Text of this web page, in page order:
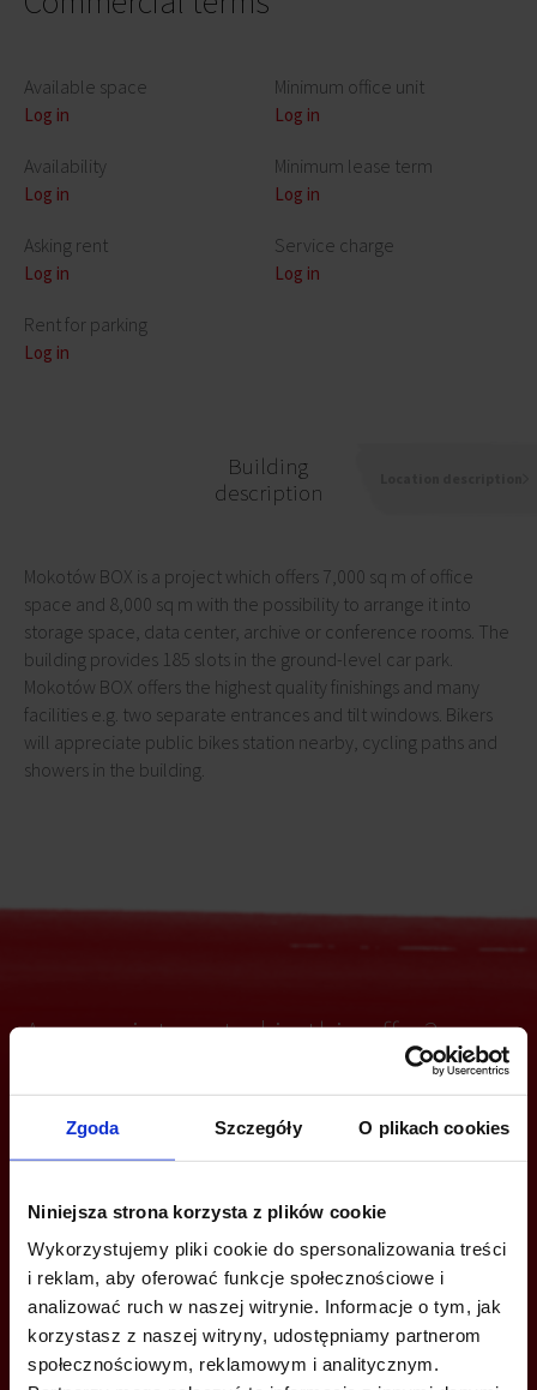
Zgoda Szczegóły O plikach cookies
Niniejsza strona korzysta z plików cookie
Wykorzystujemy pliki cookie do spersonalizowania treści
i reklam, aby oferować funkcje społecznościowe i
analizować ruch w naszej witrynie. Informacje o tym, jak
korzystasz z naszej witryny, udostępniamy partnerom
społecznościowym, reklamowym i analitycznym.
Available space
Log in
Availability
Log in
Asking rent
Log in
Rent for parking
Log in
Minimum office unit
Log in
Minimum lease term
Log in
Service charge
Log in
Building
description
Mokotów BOX is a project which offers 7,000 sq m of office
space and 8,000 sq m with the possibility to arrange it into
storage space, data center, archive or conference rooms. The
building provides 185 slots in the ground-level car park.
Mokotów BOX offers the highest quality finishings and many
facilities e.g. two separate entrances and tilt windows. Bikers
will appreciate public bikes station nearby, cycling paths and
showers in the building.
Are you interested in this offer?
CALL US AND FIND OUT MORE
+48 22 167 04 00
info@officefinder.pl